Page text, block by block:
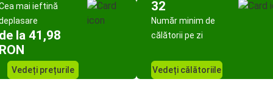
mai ieftină
la 41,98
Vedeți prețurile
32
Număr minim de
călătorii pe zi
Vedeți călătoriile